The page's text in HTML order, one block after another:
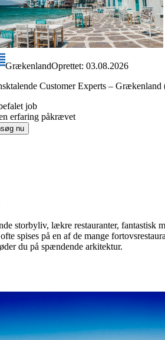
GrækenlandOprettet: 03.08.2026
Customer Experts –
job
erfaring påkrævet
nu
storbyliv, lækre restauranter,
spises på en af de mange
du på spændende arkitektur.